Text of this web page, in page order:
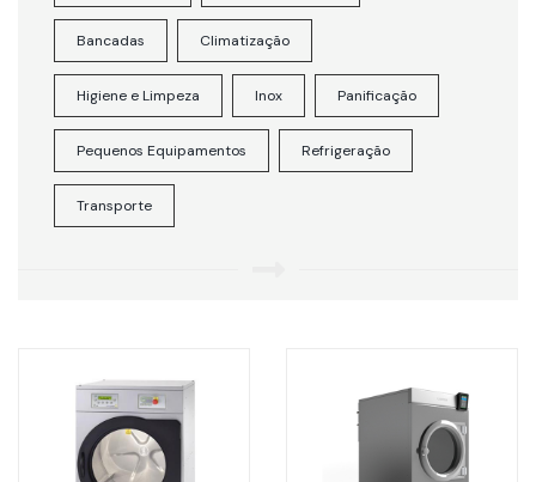
Bancadas Climatização
Higiene e Limpeza Inox Panificação
Pequenos Equipamentos Refrigeração
Transporte